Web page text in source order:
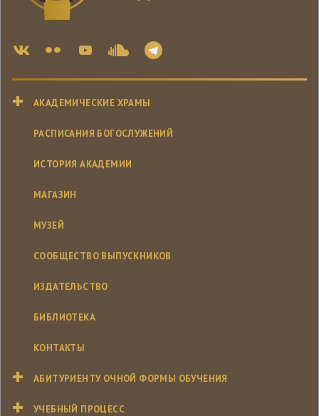
АКАДЕМИЧЕСКИЕ ХРАМЫ
РАСПИСАНИЯ БОГОСЛУЖЕНИЙ
ИСТОРИЯ АКАДЕМИИ
МАГАЗИН
МУЗЕЙ
СООБЩЕСТВО ВЫПУСКНИКОВ
ИЗДАТЕЛЬСТВО
БИБЛИОТЕКА
КОНТАКТЫ
АБИТУРИЕНТУ ОЧНОЙ ФОРМЫ ОБУЧЕНИЯ
УЧЕБНЫЙ ПРОЦЕСС